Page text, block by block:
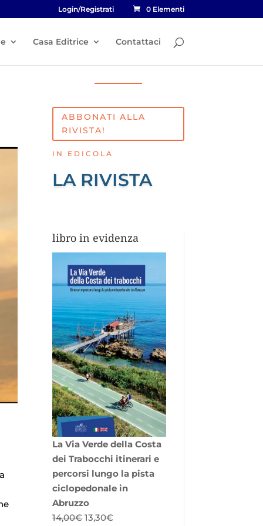
Login/Registrati 0 Elementi
Casa Editrice Contattaci
ABBONATI ALLA
RIVISTA!
IN EDICOLA
LA RIVISTA
libro in evidenza
La Via Verde della Costa
dei Trabocchi itinerari e
percorsi lungo la pista
ciclopedonale in
Abruzzo
14,00€ Il
13,30€